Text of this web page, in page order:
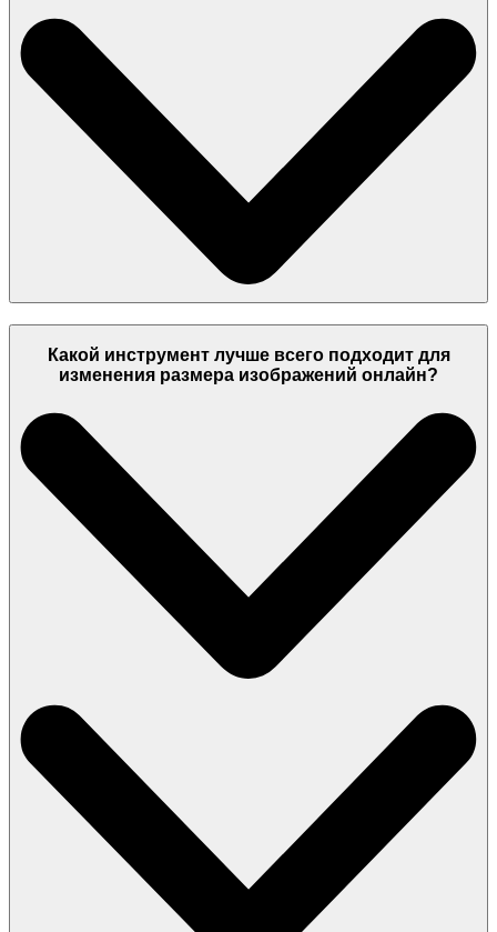
Какой инструмент лучше всего подходит для
изменения размера изображений онлайн?